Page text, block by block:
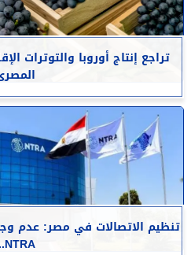
تراجع إنتاج أوروبا والتوترات
NTRA...